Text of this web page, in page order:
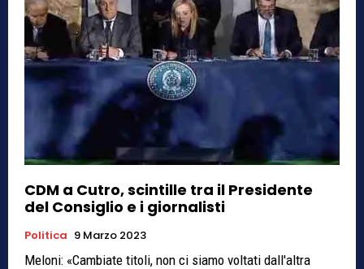
CDM a Cutro, scintille tra il Presidente
del Consiglio e i giornalisti
Politica 9 Marzo 2023
Meloni: «Cambiate titoli, non ci siamo voltati dall'altra